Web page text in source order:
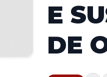
E
DE